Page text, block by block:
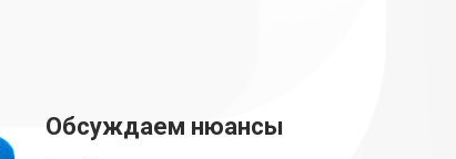
Обсуждаем нюансы